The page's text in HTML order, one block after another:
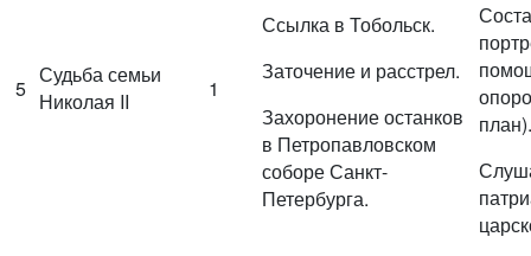
5
Судьба семьи
Николая II
1
Ссылка в Тобольск.
Заточение и расстрел.
Захоронение останков
в Петропавловском
соборе Санкт-
Петербурга.
план).